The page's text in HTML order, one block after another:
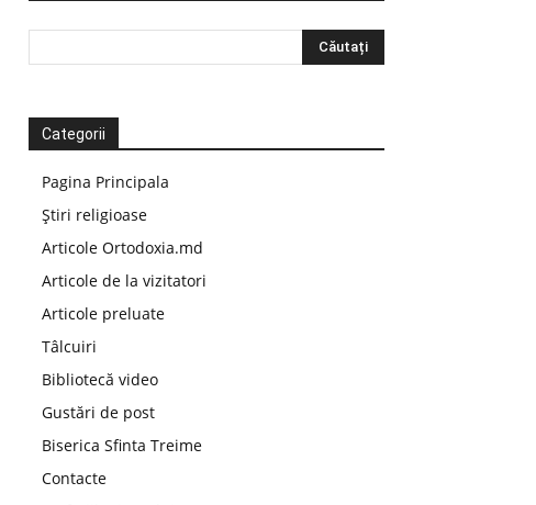
Categorii
Pagina Principala
Știri religioase
Articole Ortodoxia.md
Articole de la vizitatori
Articole preluate
Tâlcuiri
Bibliotecă video
Gustări de post
Biserica Sfinta Treime
Contacte